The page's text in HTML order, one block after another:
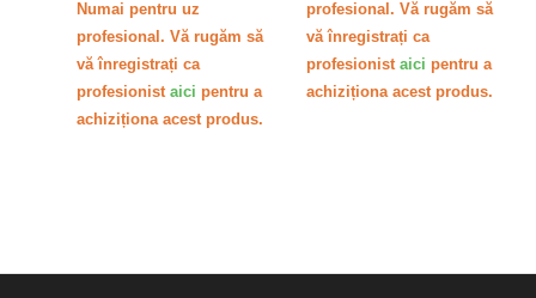
Numai pentru uz
profesional. Vă rugăm să
vă înregistrați ca
profesionist aici pentru a
achiziționa acest produs.
profesional. Vă rugăm să
vă înregistrați ca
profesionist aici pentru a
achiziționa acest produs.